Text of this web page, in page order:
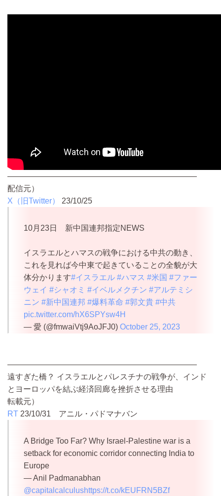
————————————————————————
配信元）
X（旧Twitter）
23/10/25
10月23日 新中国連邦指定NEWS
イスラエルとハマスの戦争における中共の動き、
これを見れば今中東で起きていることの全貌が大
体分かります#イスラエル #ハマス #米国 #ファー
ウェイ #シャオミ #イベルメクチン #アルテミシ
ニン #新中国連邦 #爆料革命 #郭文貴 #中共
pic.twitter.com/hX6SPYsw4H
— 愛 (@fmwaiVtj9AoJFJ0) October 25, 2023
————————————————————————
遠すぎた橋？ イスラエルとパレスチナの戦争が、インド
とヨーロッパを結ぶ経済回廊を挫折させる理由
転載元）
RT 23/10/31 アニル・パドマナバン
A Bridge Too Far? Why Israel-Palestine war is a
setback for economic corridor connecting India to
Europe
— Anil Padmanabhan
@capitalcalculushttps://t.co/kEUFRN5BZf